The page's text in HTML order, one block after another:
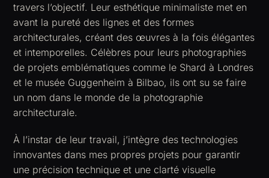
travers l’objectif. Leur esthétique minimaliste met en
avant la pureté des lignes et des formes
architecturales, créant des œuvres à la fois élégantes
et intemporelles. Célèbres pour leurs photographies
de projets emblématiques comme le Shard à Londres
et le musée Guggenheim à Bilbao, ils ont su se faire
un nom dans le monde de la photographie
architecturale.
À l’instar de leur travail, j’intègre des technologies
innovantes dans mes propres projets pour garantir
une précision technique et une clarté visuelle